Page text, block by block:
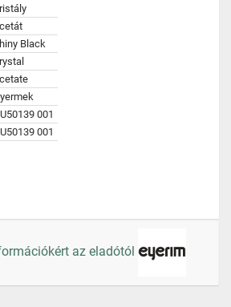
Black
001
001
az eladótól